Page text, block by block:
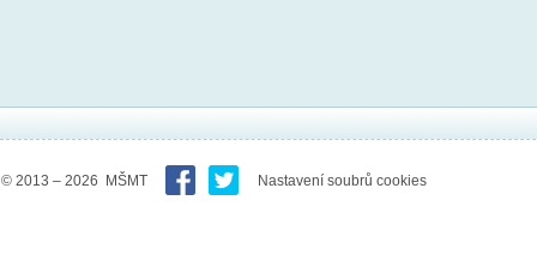
© 2013 – 2026 MŠMT Nastavení soubrů cookies